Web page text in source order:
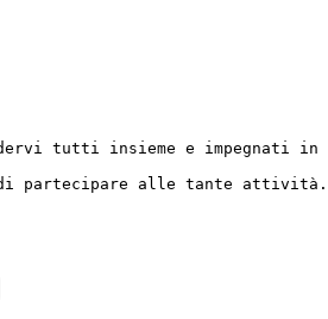
tutti insieme e impegnati
di partecipare alle tante attività.